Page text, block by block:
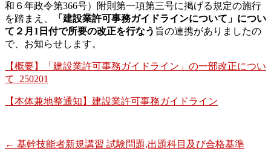
和６年政令第366号）附則第一項第三号に掲げる規定の施行
を踏まえ、
「建設業許可事務ガイ ドラインについて」につい
て２月1日付で所要の改正を行なう 旨の連携がありましたの
で、お知らせします。
【概要】「建設業許可事務ガイドライン」の一部改正につい
て_250201
【本体兼地整通知】建設業許可事務ガイドライン
← 基幹技能者新規講習 試験問題,出題科目及び合格基準